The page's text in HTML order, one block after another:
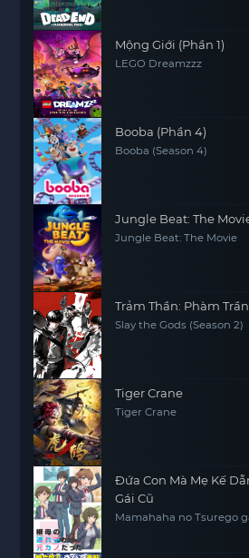
Mộng Giới (Phần 1)
LEGO Dreamzzz
Booba (Phần 4)
Booba (Season 4)
Jungle Beat: The
Jungle Beat: The Movie
Trảm Thần: Phàm
Slay the Gods (Season 2)
Tiger Crane
Tiger Crane
Đứa Con Mà Mẹ Kế
Gái Cũ
Mamahaha no Tsurego